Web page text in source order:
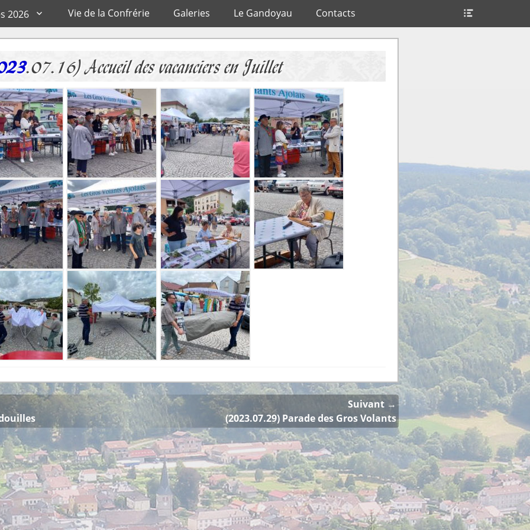
2026 Vie de la Confrérie Galeries Le Gandoyau Contacts
tête
.07.16) Accueil des vacanciers en Juillet
Suivant →
Article
suivant :
(2023.07.29) Parade des Gros Volants